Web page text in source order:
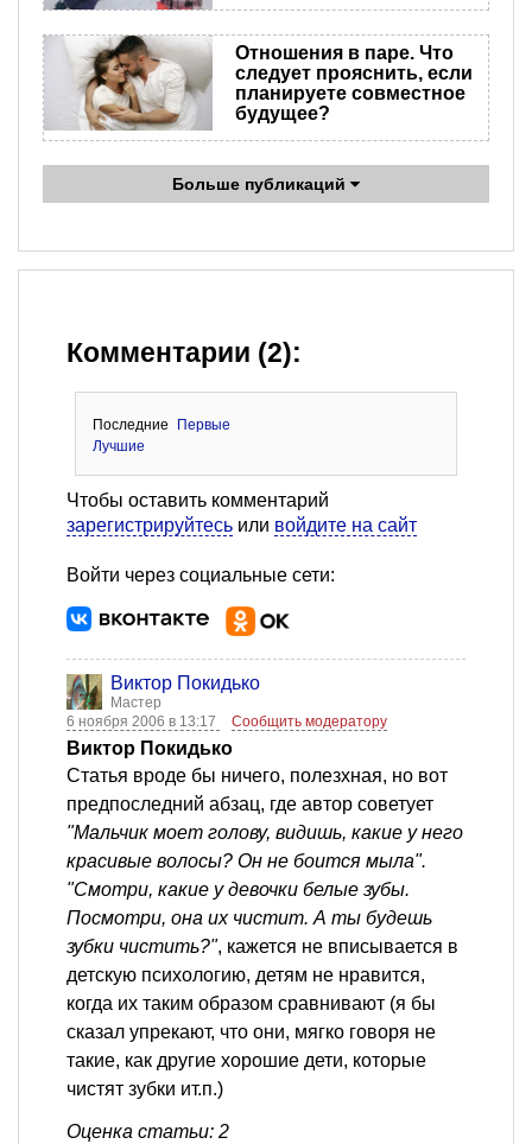
Отношения в паре. Что
следует прояснить, если
планируете совместное
будущее?
Больше публикаций
Комментарии (2):
Последние
Первые
Лучшие
Чтобы оставить комментарий
зарегистрируйтесь или войдите на сайт
Войти через социальные сети:
Виктор Покидько
Мастер
6 ноября 2006 в 13:17
Сообщить модератору
Виктор Покидько
Статья вроде бы ничего, полезхная, но вот
предпоследний абзац, где автор советует
"Мальчик моет голову, видишь, какие у него
красивые волосы? Он не боится мыла".
"Смотри, какие у девочки белые зубы.
Посмотри, она их чистит. А ты будешь
зубки чистить?", кажется не вписывается в
детскую психологию, детям не нравится,
когда их таким образом сравнивают (я бы
сказал упрекают, что они, мягко говоря не
такие, как другие хорошие дети, которые
чистят зубки ит.п.)
Оценка статьи: 2